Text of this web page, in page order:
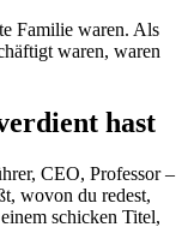
Familie waren. Als
waren, waren
hast
CEO, Professor –
wovon du redest,
schicken Titel,